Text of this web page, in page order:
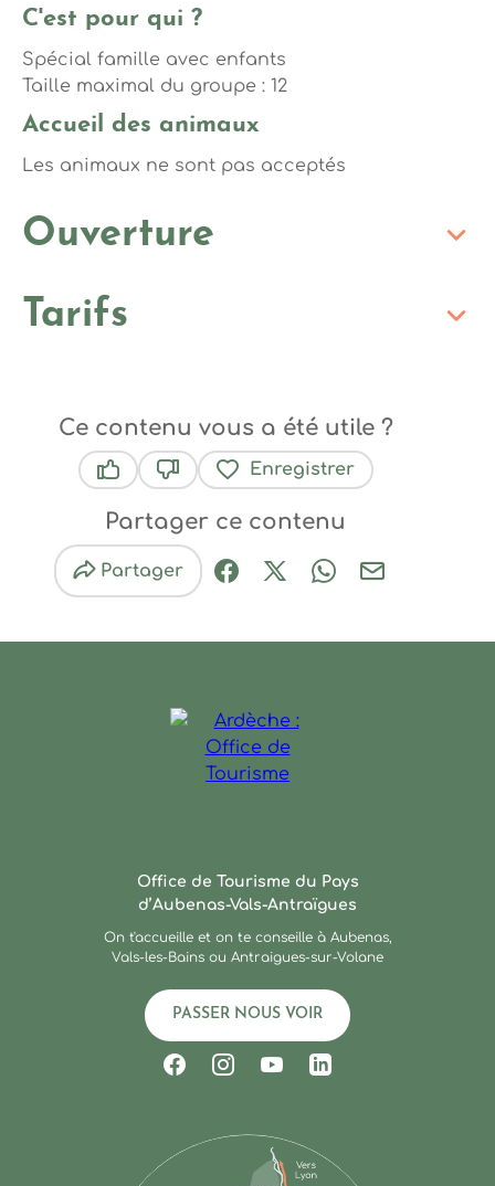
C'est pour qui ?
Spécial famille avec enfants
Taille maximal du groupe : 12
Accueil des animaux
Les animaux ne sont pas acceptés
Ouverture
Tarifs
Ce contenu vous a été utile ?
Enregistrer
Partager ce contenu
Partager
Partager sur Facebook
Partager sur X / Twitter
Partager sur
Partager par
Office de Tourisme du Pays
d’Aubenas-Vals-Antraïgues
On t'accueille et on te conseille à Aubenas,
Vals-les-Bains ou Antraigues-sur-Volane
PASSER NOUS VOIR
Suivez-nous sur Facebook
Suivez-nous sur Instagram
Suivez-nous sur
Suivez-nous sur